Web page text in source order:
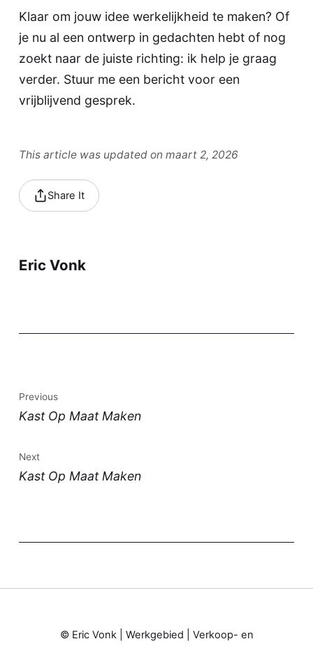
Klaar om jouw idee werkelijkheid te maken? Of
je nu al een ontwerp in gedachten hebt of nog
zoekt naar de juiste richting: ik help je graag
verder. Stuur me een berichtvoor een
vrijblijvend gesprek.
This article was updated on maart 2, 2026
Share It
Eric Vonk
Previous
Kast Op Maat Maken
Next
Kast Op Maat Maken
© Eric Vonk | Werkgebied
Verkoop- en